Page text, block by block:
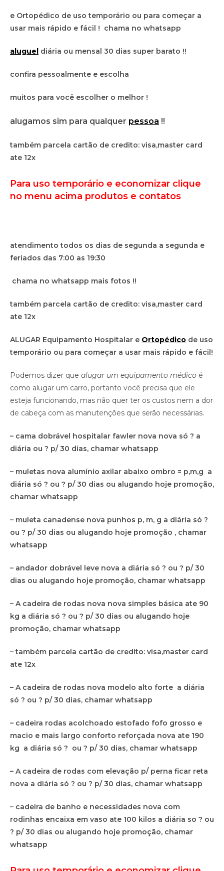
e Ortopédico de uso temporário ou para começar a
usar mais rápido e fácil ! chama no whatsapp
aluguel diária ou mensal 30 dias super barato !!
confira pessoalmente e escolha
muitos para você escolher o melhor !
alugamos sim para qualquer pessoa !!
também parcela cartão de credito: visa,master card
ate 12x
Para uso temporário e economizar clique
no menu acima produtos e contatos
atendimento todos os dias de segunda a segunda e
feriados das 7:00 as 19:30
chama no whatsapp mais fotos !!
também parcela cartão de credito: visa,master card
ate 12x
ALUGAR Equipamento Hospitalar e Ortopédico de uso
temporário ou para começar a usar mais rápido e fácil!
Podemos dizer que alugar um equipamento médico é
como alugar um carro, portanto você precisa que ele
esteja funcionando, mas não quer ter os custos nem a dor
de cabeça com as manutenções que serão necessárias.
– cama dobrável hospitalar fawler nova nova só ? a
diária ou ? p/ 30 dias, chamar whatsapp
– muletas nova alumínio axilar abaixo ombro = p,m,g a
diária só ? ou ? p/ 30 dias ou alugando hoje promoção,
chamar whatsapp
– muleta canadense nova punhos p, m, g a diária só ?
ou ? p/ 30 dias ou alugando hoje promoção , chamar
whatsapp
– andador dobrável leve nova a diária só ? ou ? p/ 30
dias ou alugando hoje promoção, chamar whatsapp
– A cadeira de rodas nova nova simples básica ate 90
kg a diária só ? ou ? p/ 30 dias ou alugando hoje
promoção, chamar whatsapp
– também parcela cartão de credito: visa,master card
ate 12x
– A cadeira de rodas nova modelo alto forte a diária
só ? ou ? p/ 30 dias, chamar whatsapp
– cadeira rodas acolchoado estofado fofo grosso e
macio e mais largo conforto reforçada nova ate 190
kg a diária só ? ou ? p/ 30 dias, chamar whatsapp
– A cadeira de rodas com elevação p/ perna ficar reta
nova a diária só ? ou ? p/ 30 dias, chamar whatsapp
– cadeira de banho e necessidades nova com
rodinhas encaixa em vaso ate 100 kilos a diária so ? ou
? p/ 30 dias ou alugando hoje promoção, chamar
whatsapp